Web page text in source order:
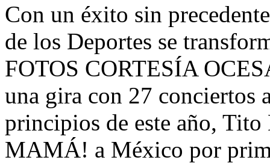
Con un éxito sin
de los Deportes se
FOTOS CORTESÍA
una gira con 27 conciertos
principios de este año,
MAMÁ! a México por